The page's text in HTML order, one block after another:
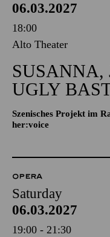
06.03.2027
18:00
Alto Theater
SUSANNA,
UGLY
Szenisches Projekt im
her:voice
OPERA
Saturday
06.03.2027
19:00 - 21:30